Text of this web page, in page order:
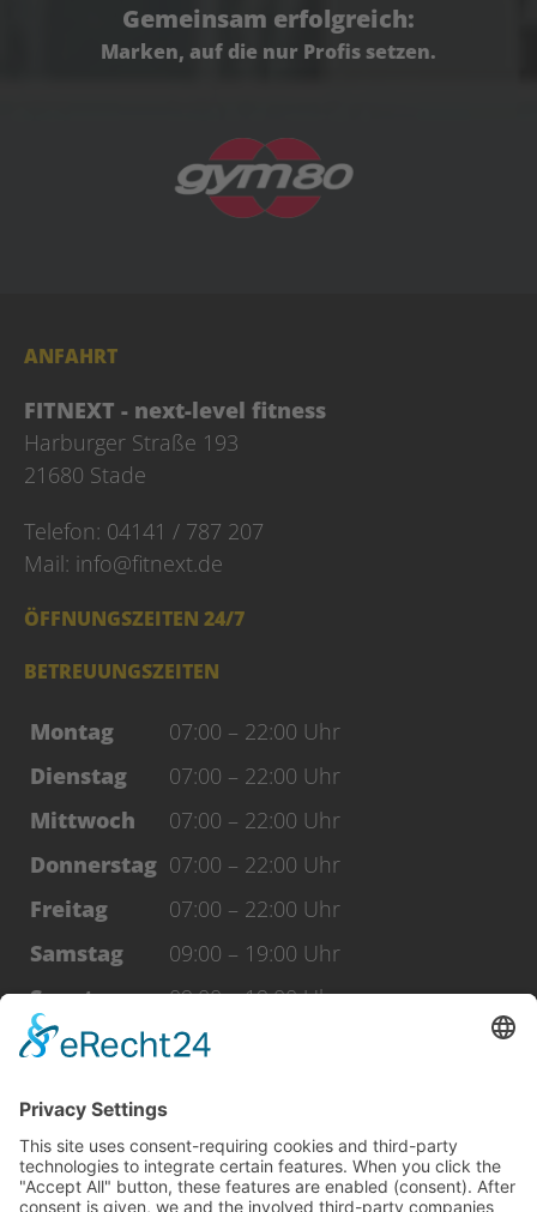
Gemeinsam erfolgreich:
Marken, auf die nur Profis setzen.
ANFAHRT
FITNEXT - next-level fitness
Harburger Straße 193
21680 Stade
Telefon: 04141 / 787 207
Mail: info@fitnext.de
ÖFFNUNGSZEITEN 24/7
BETREUUNGSZEITEN
Montag
07:00 – 22:00 Uhr
Dienstag
07:00 – 22:00 Uhr
Mittwoch
07:00 – 22:00 Uhr
Donnerstag 07:00 – 22:00 Uhr
Freitag
07:00 – 22:00 Uhr
Samstag
09:00 – 19:00 Uhr
Sonntag
09:00 – 19:00 Uhr
Feiertage
09:00 – 19:00 Uhr
WERDE FAN
facebook